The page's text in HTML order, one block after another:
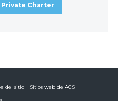
Charter
del sitio
Sitios web de ACS